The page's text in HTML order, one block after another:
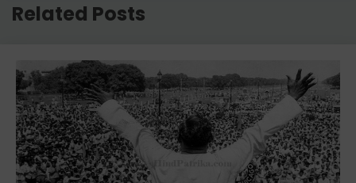
Related Posts